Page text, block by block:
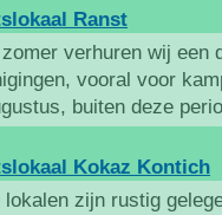
Ranst
verhuren wij een
vooral voor
buiten deze
Kokaz Kontich
lokalen zijn rustig